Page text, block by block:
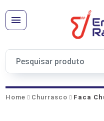
Home Churrasco Faca